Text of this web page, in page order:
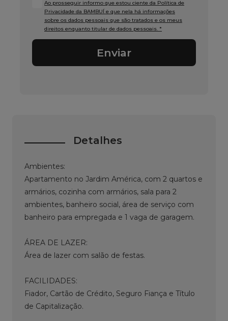
Ao prosseguir informo que estou ciente da Política de
Privacidade da BAMBUÍ e que nela há informações
sobre os dados pessoais que são tratados e os meus
direitos enquanto titular de dados pessoais. *
Enviar
Detalhes
Ambientes:
Apartamento no Jardim América, com 2 quartos e
armários, cozinha com armários, sala para 2
ambientes, banheiro social, área de serviço com
banheiro para empregada e 1 vaga de garagem.
ÁREA DE LAZER:
Área de lazer com salão de festas.
FACILIDADES:
Fiador, Cartão de Crédito, Seguro Fiança e Título
de Capitalização.